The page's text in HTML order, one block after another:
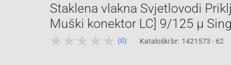
Pravno lice
Staklena vlakna Svjetlovodi
Muški konektor LC] 9/125 µ
(0) Kataloški br: 1421573 - 62